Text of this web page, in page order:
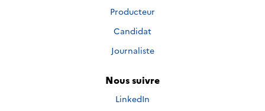
Producteur
Candidat
Journaliste
Nous suivre
Nous suivre sur
LinkedIn